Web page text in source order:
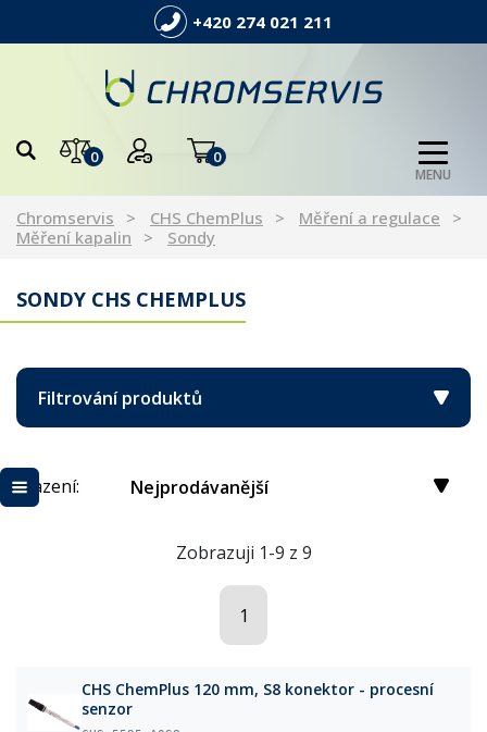
+420 274 021 211
0 0
MENU
Chromservis CHS ChemPlus
Měření a regulace
Měření kapalin
Sondy
SONDY CHS CHEMPLUS
Filtrování produktů
Řazení: Nejprodávanější
Zobrazuji 1-9 z 9
1
CHS ChemPlus 120 mm, S8 konektor - procesní
senzor